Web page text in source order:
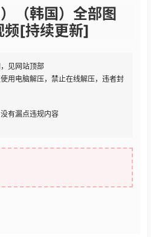
（韩国）全部图
频[持续更新]
见网站顶部
用电脑解压，禁止在线解压，违者封
有漏点违规内容